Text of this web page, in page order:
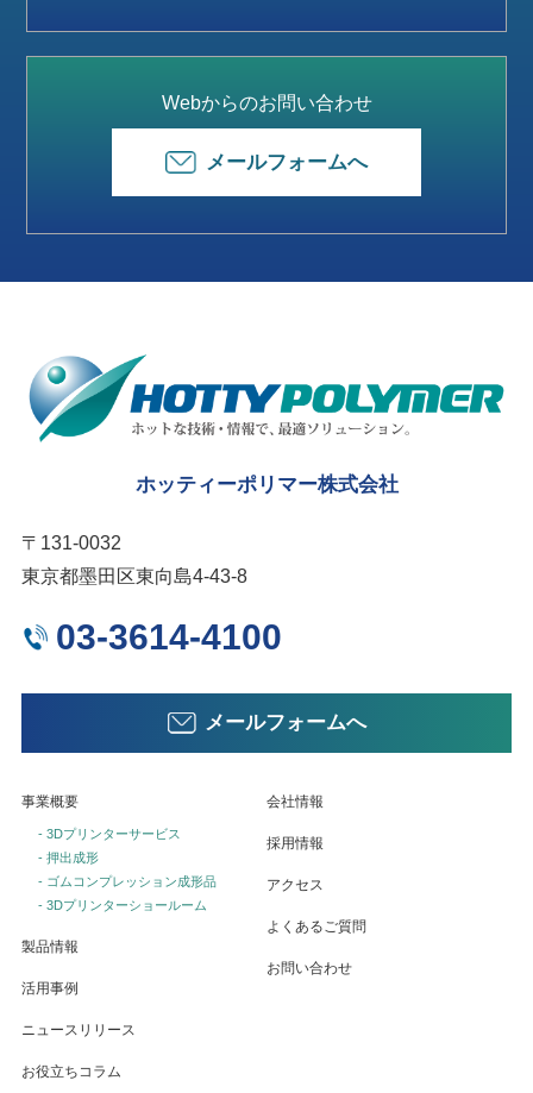
Webからのお問い合わせ
メールフォームへ
ホッティーポリマー株式会社
〒131-0032
東京都墨田区東向島4-43-8
03-3614-4100
メールフォームへ
事業概要
- 3Dプリンターサービス
- 押出成形
- ゴムコンプレッション成形品
- 3Dプリンターショールーム
製品情報
活用事例
ニュースリリース
お役立ちコラム
会社情報
採用情報
アクセス
よくあるご質問
お問い合わせ